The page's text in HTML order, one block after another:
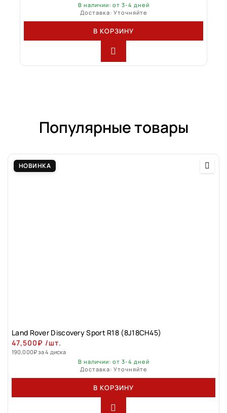
В наличии: от 3-4 дней
Доставка: Уточняйте
В КОРЗИНУ
Популярные товары
НОВИНКА
Land Rover Discovery Sport R18 (8J18CH45)
47,500₽ /шт.
190,000₽за 4 диска
В наличии: от 3-4 дней
Доставка: Уточняйте
В КОРЗИНУ